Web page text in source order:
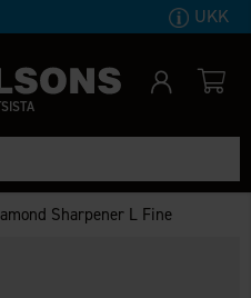
UKK
Sharpener L Fine